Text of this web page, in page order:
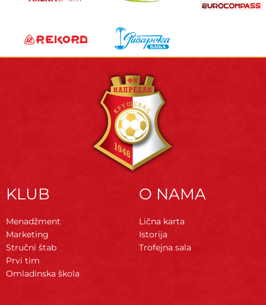
KLUB
Menadžment
Marketing
Stručni štab
Prvi tim
Omladinska škola
O NAMA
Lična karta
Istorija
Trofejna sala